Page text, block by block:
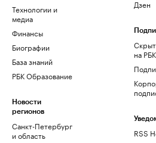
Технологии и
медиа
Финансы
Биографии
База знаний
РБК Образование
Новости
регионов
Санкт-Петербург
и область
Дзен
на РБК
RSS